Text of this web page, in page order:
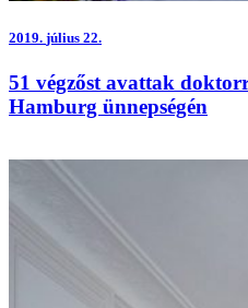
2019. július 22.
51 végzőst avattak
Hamburg ünnepségén